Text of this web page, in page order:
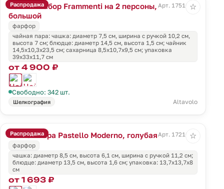
Распродажа
Чайный набор Frammenti на 2 персоны,
большой
Арт. 17516.02
фарфор
чайная пара: чашка: диаметр 7,5 см, ширина с ручкой 10,2 см,
высота 7 см; блюдце: диаметр 14,5 см, высота 1,5 см; чайник
14,5х10,3х23,5 см; сахарница 8,5х10,7х9,5 см; упаковка
39х33х11,7 см
от 4 900 ₽
Свободно: 342 шт.
Шелкография Altavolo
☆
Распродажа
Чайная пара Pastello Moderno, голубая Арт. 17216.41
фарфор
чашка: диаметр 8,5 см, высота 6,1 см, ширина с ручкой 11,2 см;
блюдце: диаметр 13,5 см, высота 1,6 см; упаковка: 13,7х13,7х8
см
от 1 693 ₽
☆